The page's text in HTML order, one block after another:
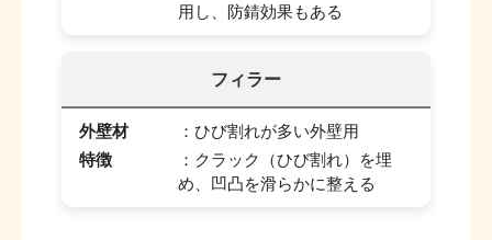
用し、防錆効果もある
フィラー
外壁材
：ひび割れが多い外壁用
特徴
：クラック（ひび割れ）を埋
め、凹凸を滑らかに整える